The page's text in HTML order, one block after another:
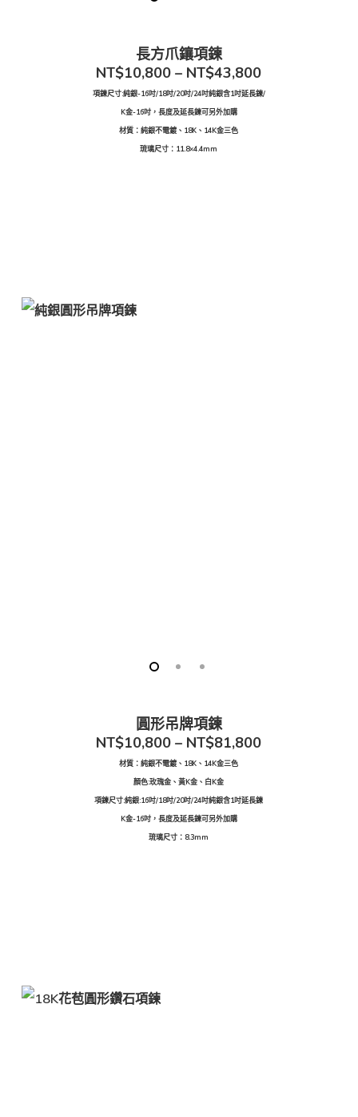
長方爪鑲項鍊
NT$10,800 – NT$43,800
項鍊尺寸:純銀-16吋/18吋/20吋/24吋純銀含1吋延長鍊/
K金-16吋，長度及延長鍊可另外加購
材質：純銀不電鍍、18K、14K金三色
琉璃尺寸：11.8×4.4mm
圓形吊牌項鍊
NT$10,800 – NT$81,800
材質：純銀不電鍍、18K、14K金三色
顏色:玫瑰金、黃K金、白K金
項鍊尺寸:純銀:16吋/18吋/20吋/24吋純銀含1吋延長鍊
K金-16吋，長度及延長鍊可另外加購
琉璃尺寸：8.3mm